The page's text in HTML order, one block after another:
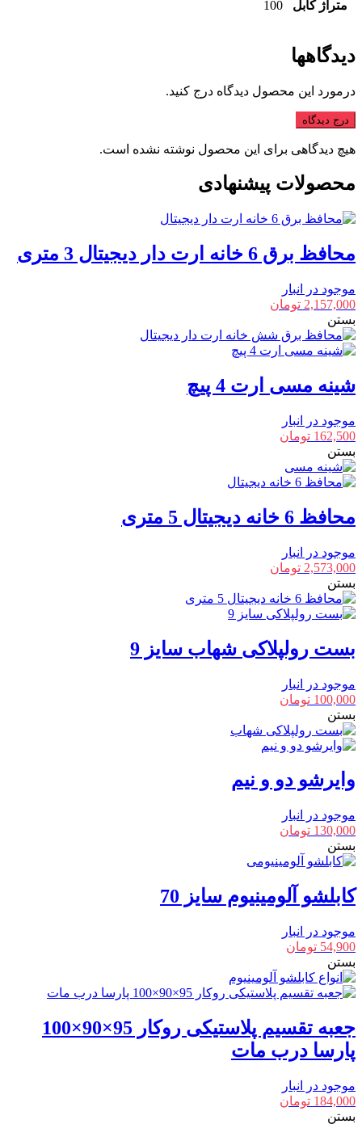
متراژ کابل 100
دیدگاهها
درمورد این محصول دیدگاه درج کنید.
درج دیدگاه
هیچ دیدگاهی برای این محصول نوشته نشده است.
محصولات پیشنهادی
محافظ برق 6 خانه ارت دار دیجیتال 3 متری
موجود در انبار
2,157,000 تومان
بستن
شینه مسی ارت 4 پیچ
موجود در انبار
162,500 تومان
بستن
محافظ 6 خانه دیجیتال 5 متری
موجود در انبار
2,573,000 تومان
بستن
بست رولپلاکی شهاب سایز 9
موجود در انبار
100,000 تومان
بستن
وایرشو دو و نیم
موجود در انبار
130,000 تومان
بستن
کابلشو آلومینیوم سایز 70
موجود در انبار
54,900 تومان
بستن
جعبه تقسیم پلاستیکی روکار 95×90×100
پارسا درب مات
موجود در انبار
184,000 تومان
بستن